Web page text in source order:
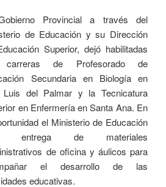
Provincial a través del
de Educación y su Dirección
Superior, dejó habilitadas
de Profesorado de
Secundaria en Biología en
Luis del Palmar y la Tecnicatura
en Enfermería en Santa Ana. En
el Ministerio de Educación
entrega de materiales
de oficina y áulicos para
el desarrollo de las
educativas.